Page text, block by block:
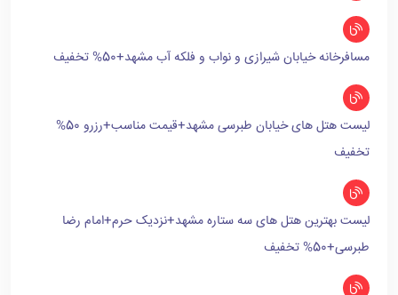
مسافرخانه خیابان شیرازی و نواب و فلکه آب مشهد+50% تخفیف
لیست هتل های خیابان طبرسی مشهد+قیمت مناسب+رزرو 50%
تخفیف
لیست بهترین هتل های سه ستاره مشهد+نزدیک حرم+امام رضا
طبرسی+50% تخفیف